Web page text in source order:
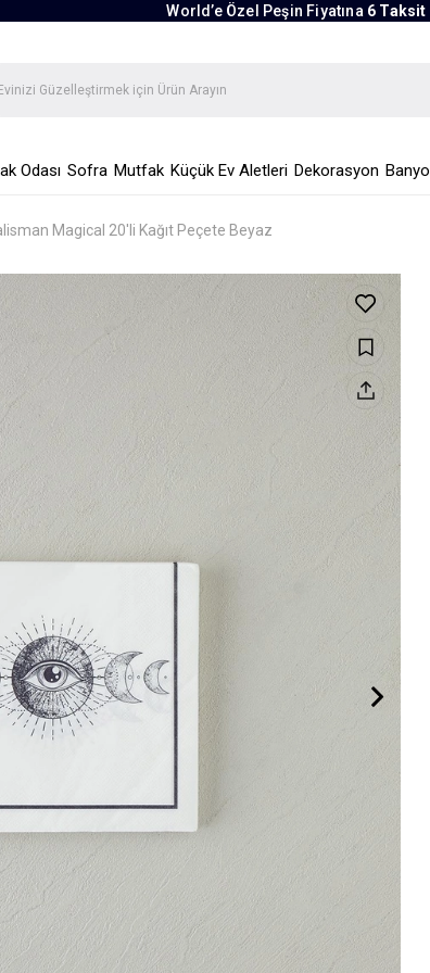
World’e Özel Peşin Fiyatına 6 Taksit
Odası Sofra Mutfak Küçük Ev Aletleri Dekorasyon Banyo
Magical 20'li Kağıt Peçete Beyaz